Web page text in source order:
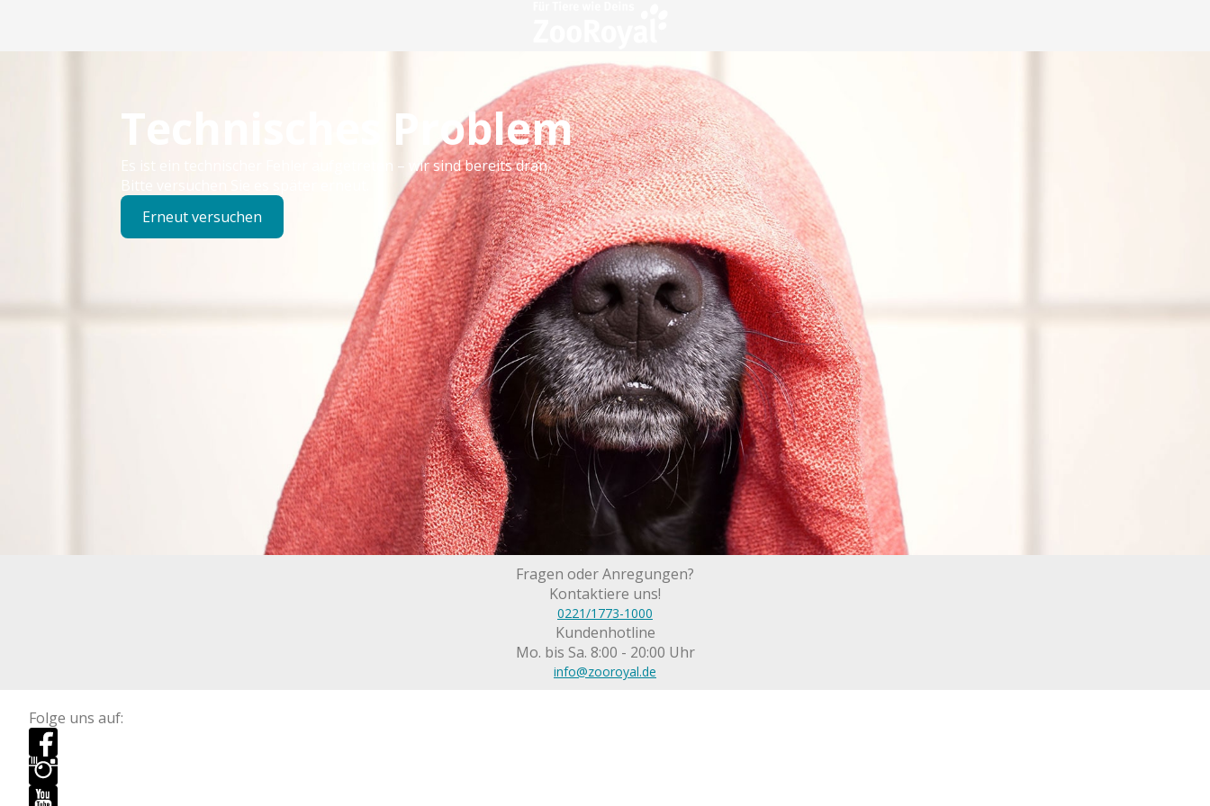
Technisches Problem
Es ist ein technischer Fehler aufgetreten – wir sind bereits dran.
Bitte versuchen Sie es später erneut.
Erneut versuchen
Fragen oder Anregungen?
Kontaktiere uns!
0221/1773-1000
Kundenhotline
Mo. bis Sa. 8:00 - 20:00 Uhr
info@zooroyal.de
Folge uns auf: